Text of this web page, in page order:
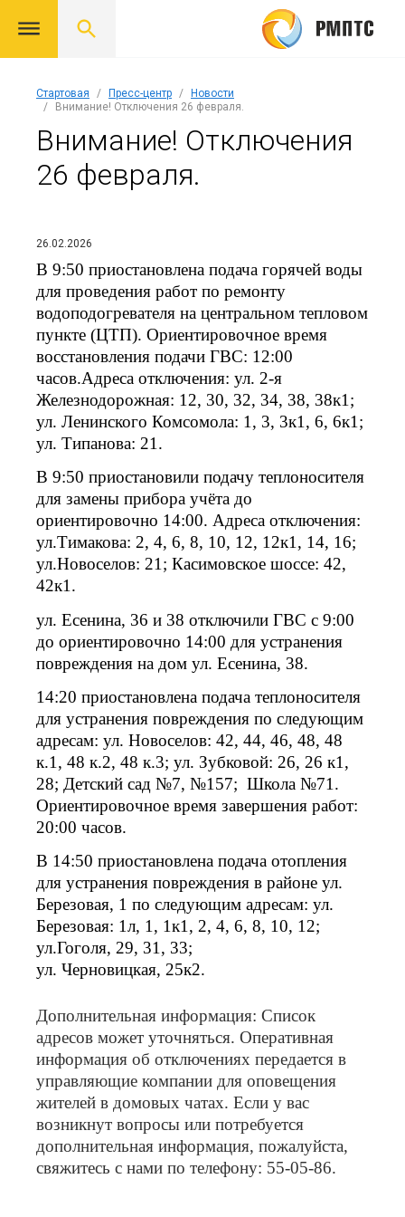
Стартовая Пресс-центр
Новости
Внимание! Отключения 26 февраля.
Внимание! Отключения
26 февраля.
26.02.2026
В 9:50 приостановлена подача горячей воды
для проведения работ по ремонту
водоподогревателя на центральном тепловом
пункте (ЦТП). Ориентировочное время
восстановления подачи ГВС: 12:00
часов.Адреса отключения: ул. 2-я
Железнодорожная: 12, 30, 32, 34, 38, 38к1;
ул. Ленинского Комсомола: 1, 3, 3к1, 6, 6к1;
ул. Типанова: 21.
В 9:50 приостановили подачу теплоносителя
для замены прибора учёта до
ориентировочно 14:00. Адреса отключения:
ул.Тимакова: 2, 4, 6, 8, 10, 12, 12к1, 14, 16;
ул.Новоселов: 21; Касимовское шоссе: 42,
42к1.
ул. Есенина, 36 и 38 отключили ГВС с 9:00
до ориентировочно 14:00 для устранения
повреждения на дом ул. Есенина, 38.
14:20 приостановлена подача теплоносителя
для устранения повреждения по следующим
адресам: ул. Новоселов: 42, 44, 46, 48, 48
к.1, 48 к.2, 48 к.3; ул. Зубковой: 26, 26 к1,
28; Детский сад №7, №157; Школа №71.
Ориентировочное время завершения работ:
20:00 часов.
В 14:50 приостановлена подача отопления
для устранения повреждения в районе ул.
Березовая, 1 по следующим адресам: ул.
Березовая: 1л, 1, 1к1, 2, 4, 6, 8, 10, 12;
ул.Гоголя, 29, 31, 33;
ул. Черновицкая, 25к2.
Дополнительная информация: Список
адресов может уточняться. Оперативная
информация об отключениях передается в
управляющие компании для оповещения
жителей в домовых чатах. Если у вас
возникнут вопросы или потребуется
дополнительная информация, пожалуйста,
свяжитесь с нами по телефону: 55-05-86.